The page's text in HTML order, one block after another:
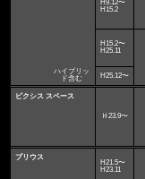
H9.12〜
H15.2
H15.2〜
H25.11
ハイブリッ
ド含む
H25.12〜
ピクシス スペース
Ｈ23.9〜
プリウス
H21.5〜
H23.11